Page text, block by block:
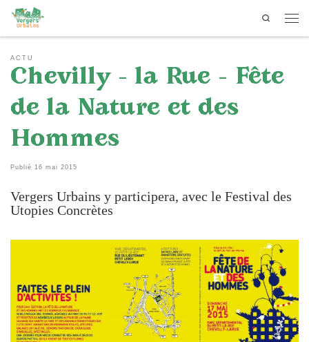
Passer au contenu
Search
ACTU
Chevilly – la Rue – Fête
de la Nature et des
Hommes
Publié 16 mai 2015
Vergers Urbains y participera, avec le Festival des
Utopies Concrètes